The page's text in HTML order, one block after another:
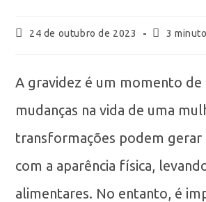
24 de outubro de 2023 3
A gravidez é um momento de
mudanças na vida de uma
transformações podem gerar
com a aparência física,
alimentares. No entanto, é